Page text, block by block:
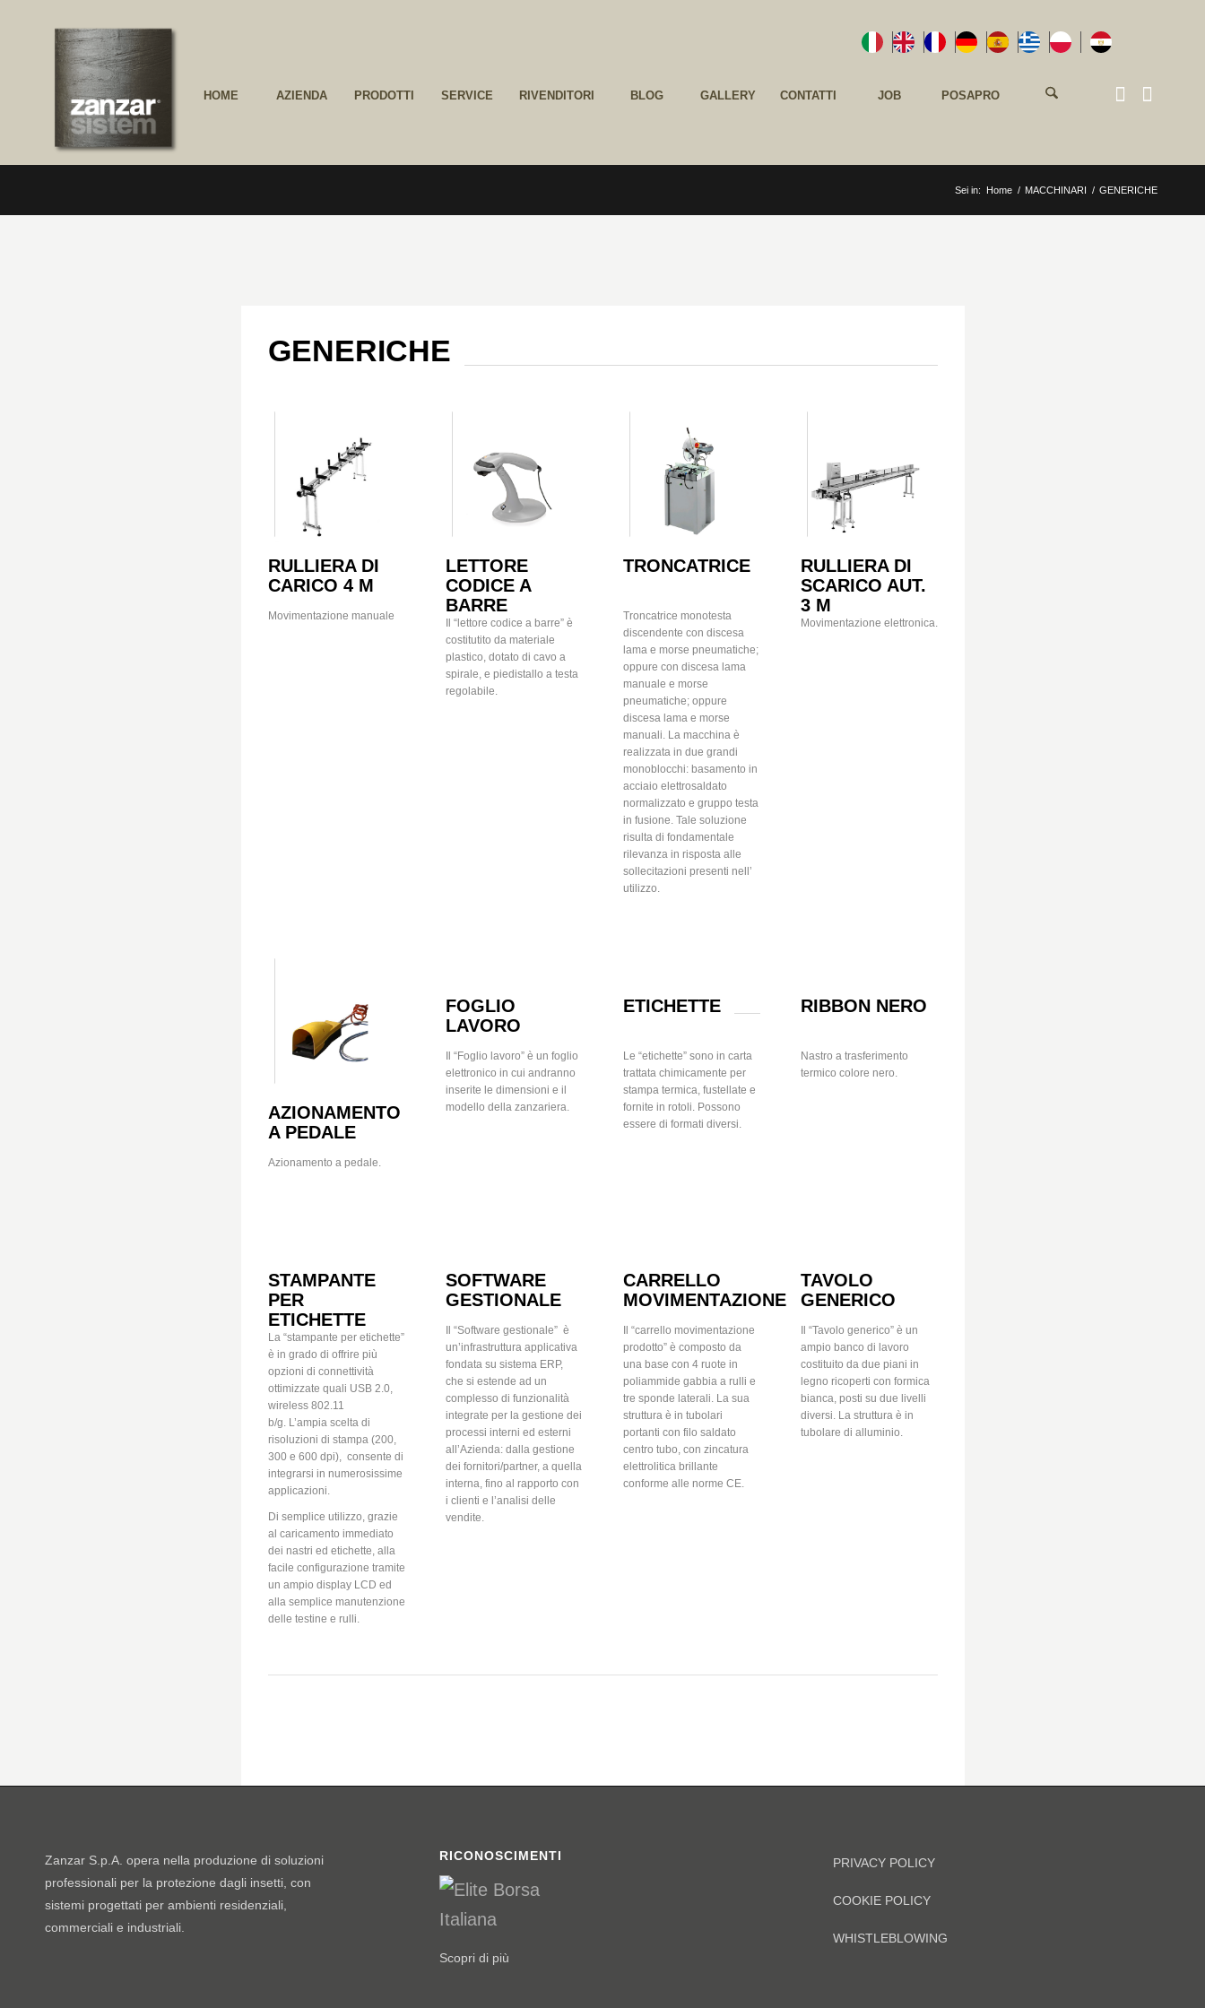
HOME AZIENDA PRODOTTI SERVICE RIVENDITORI BLOG GALLERY CONTATTI JOB POSAPRO
Sei in: Home / MACCHINARI / GENERICHE
GENERICHE
RULLIERA DI
CARICO 4 M
Movimentazione manuale
LETTORE
CODICE A
BARRE
Il “lettore codice a barre” è
costitutito da materiale
plastico, dotato di cavo a
spirale, e piedistallo a testa
regolabile.
TRONCATRICE
Troncatrice monotesta
discendente con discesa
lama e morse pneumatiche;
oppure con discesa lama
manuale e morse
pneumatiche; oppure
discesa lama e morse
manuali. La macchina è
realizzata in due grandi
monoblocchi: basamento in
acciaio elettrosaldato
normalizzato e gruppo testa
in fusione. Tale soluzione
risulta di fondamentale
rilevanza in risposta alle
sollecitazioni presenti nell’
utilizzo.
RULLIERA DI
SCARICO AUT.
3 M
Movimentazione elettronica.
AZIONAMENTO
A PEDALE
Azionamento a pedale.
FOGLIO
LAVORO
Il “Foglio lavoro” è un foglio
elettronico in cui andranno
inserite le dimensioni e il
modello della zanzariera.
ETICHETTE
Le “etichette” sono in carta
trattata chimicamente per
stampa termica, fustellate e
fornite in rotoli. Possono
essere di formati diversi.
RIBBON NERO
Nastro a trasferimento
termico colore nero.
STAMPANTE
PER
ETICHETTE
La “stampante per etichette”
è in grado di offrire più
opzioni di connettività
ottimizzate quali USB 2.0,
wireless 802.11
b/g. L’ampia scelta di
risoluzioni di stampa (200,
300 e 600 dpi), consente di
integrarsi in numerosissime
applicazioni.
Di semplice utilizzo, grazie
al caricamento immediato
dei nastri ed etichette, alla
facile configurazione tramite
un ampio display LCD ed
alla semplice manutenzione
delle testine e rulli.
SOFTWARE
GESTIONALE
Il “Software gestionale” è
un’infrastruttura applicativa
fondata su sistema ERP,
che si estende ad un
complesso di funzionalità
integrate per la gestione dei
processi interni ed esterni
all’Azienda: dalla gestione
dei fornitori/partner, a quella
interna, fino al rapporto con
i clienti e l’analisi delle
vendite.
CARRELLO
MOVIMENTAZIONE
Il “carrello movimentazione
prodotto” è composto da
una base con 4 ruote in
poliammide gabbia a rulli e
tre sponde laterali. La sua
struttura è in tubolari
portanti con filo saldato
centro tubo, con zincatura
elettrolitica brillante
conforme alle norme CE.
TAVOLO
GENERICO
Il “Tavolo generico” è un
ampio banco di lavoro
costituito da due piani in
legno ricoperti con formica
bianca, posti su due livelli
diversi. La struttura è in
tubolare di alluminio.
Zanzar S.p.A. opera nella produzione di soluzioni
professionali per la protezione dagli insetti, con
sistemi progettati per ambienti residenziali,
commerciali e industriali.
RICONOSCIMENTI
Scopri di più
PRIVACY POLICY
COOKIE POLICY
WHISTLEBLOWING